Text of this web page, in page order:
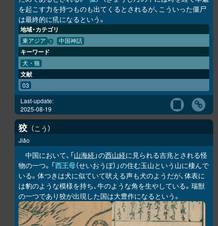
を起こす力を持つものも出てくるとされるが、こういった僵尸
は最終的に犼になるという。
地域・カテゴリ
東アジア 中国神話
キーワード
犬・狼
文献
03
Last-update:
2025-08-19
狡 こう
Jiǎo
中国において、「山海経 」の西山経に見られる吉兆とされる怪
物の一つ。「西王母（せいおうぼ）」の住む玉山という山に棲んで
いる。体つきは犬に似ていて吠える声も犬のようだが、体表に
は豹のような模様を持ち、牛のような角を生やしている。瑞獣
の一つであり狡が出現した国は大豊作になるという。